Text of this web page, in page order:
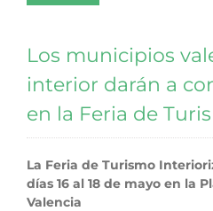
Los municipios
interior darán a
en la Feria de
La Feria de Turismo
días 16 al 18 de mayo en la
Valencia